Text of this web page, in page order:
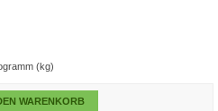
(kg)
WARENKORB